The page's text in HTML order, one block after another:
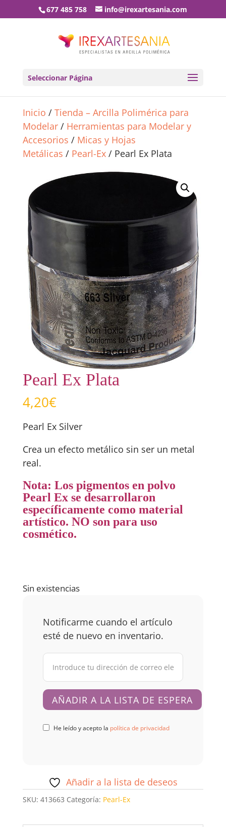
677 485 758 info@irexartesania.com
Seleccionar Página
Inicio / Tienda – Arcilla Polimérica para
Modelar/ Herramientas para Modelar y
Accesorios / Micas y Hojas
Metálicas / Pearl-Ex/ Pearl Ex Plata
Pearl Ex Plata
4,20€
Pearl Ex Silver
Crea un efecto metálico sin ser un metal
real.
Nota: Los pigmentos en polvo
Pearl Ex se desarrollaron
específicamente como material
artístico. NO son para uso
cosmético.
Sin existencias
Notificarme cuando el artículo
esté de nuevo en inventario.
He leído y acepto la política de privacidad
Añadir a la lista de deseos
SKU: 413663 Categoría: Pearl-Ex